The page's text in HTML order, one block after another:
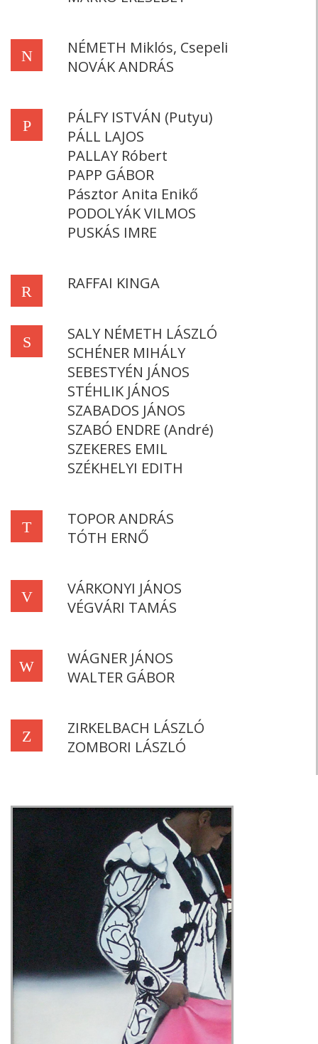
N
NÉMETH Miklós, Csepeli
NOVÁK ANDRÁS
P
PÁLFY ISTVÁN (Putyu)
PÁLL LAJOS
PALLAY Róbert
PAPP GÁBOR
Pásztor Anita Enikő
PODOLYÁK VILMOS
PUSKÁS IMRE
R RAFFAI KINGA
S
SALY NÉMETH LÁSZLÓ
SCHÉNER MIHÁLY
SEBESTYÉN JÁNOS
STÉHLIK JÁNOS
SZABADOS JÁNOS
SZABÓ ENDRE (André)
SZEKERES EMIL
SZÉKHELYI EDITH
T
TOPOR ANDRÁS
TÓTH ERNŐ
V
VÁRKONYI JÁNOS
VÉGVÁRI TAMÁS
W
WÁGNER JÁNOS
WALTER GÁBOR
Z
ZIRKELBACH LÁSZLÓ
ZOMBORI LÁSZLÓ